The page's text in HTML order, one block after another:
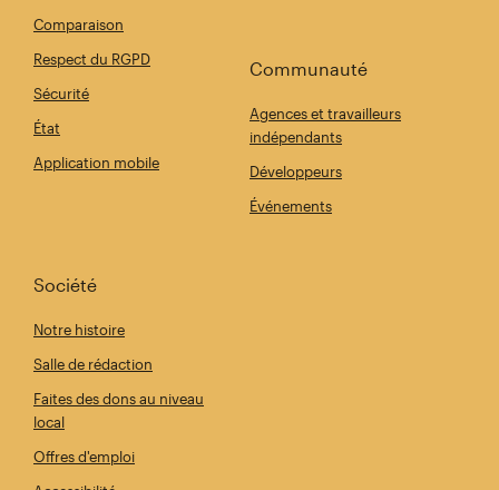
Comparaison
Respect du RGPD
Sécurité
État
Application mobile
Communauté
Agences et travailleurs
indépendants
Développeurs
Événements
Société
Notre histoire
Salle de rédaction
Faites des dons au niveau
local
Offres d'emploi